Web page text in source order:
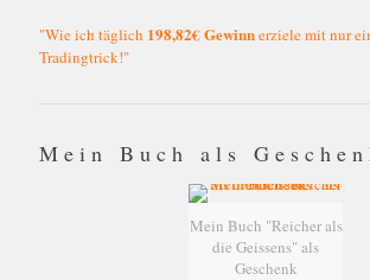
"Wie ich täglich 198,82€ Gewinnerziele mit nur
Tradingtrick!"
Mein Buch als
Mein Buch "Reicher als
die Geissens" als
Geschenk